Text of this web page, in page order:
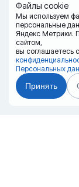
Файлы cookie
Мы используем
персональные
Яндекс Метрики.
сайтом,
вы соглашаетесь с
Персональных
Принять